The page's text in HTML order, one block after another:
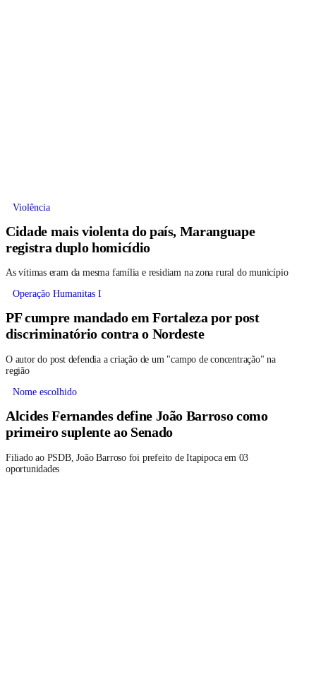
Violência
Cidade mais violenta do país, Maranguape
registra duplo homicídio
As vítimas eram da mesma família e residiam na zona rural do município
Operação Humanitas I
PF cumpre mandado em Fortaleza por post
discriminatório contra o Nordeste
O autor do post defendia a criação de um "campo de concentração" na
região
Nome escolhido
Alcides Fernandes define João Barroso como
primeiro suplente ao Senado
Filiado ao PSDB, João Barroso foi prefeito de Itapipoca em 03
oportunidades